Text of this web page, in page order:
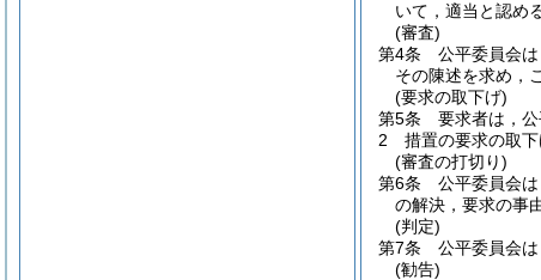
いて，適当と認め
(審査)
第4条
公平委員会
その陳述を求め，
(要求の取下げ)
第5条
要求者は，
2
措置の要求の取
(審査の打切り)
第6条
公平委員会
の解決，要求の事
(判定)
第7条
公平委員会
(勧告)